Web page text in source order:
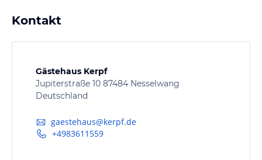
Kontakt
Gästehaus Kerpf
Jupiterstraße 10 87484 Nesselwang
Deutschland
gaestehaus@kerpf.de
+4983611559